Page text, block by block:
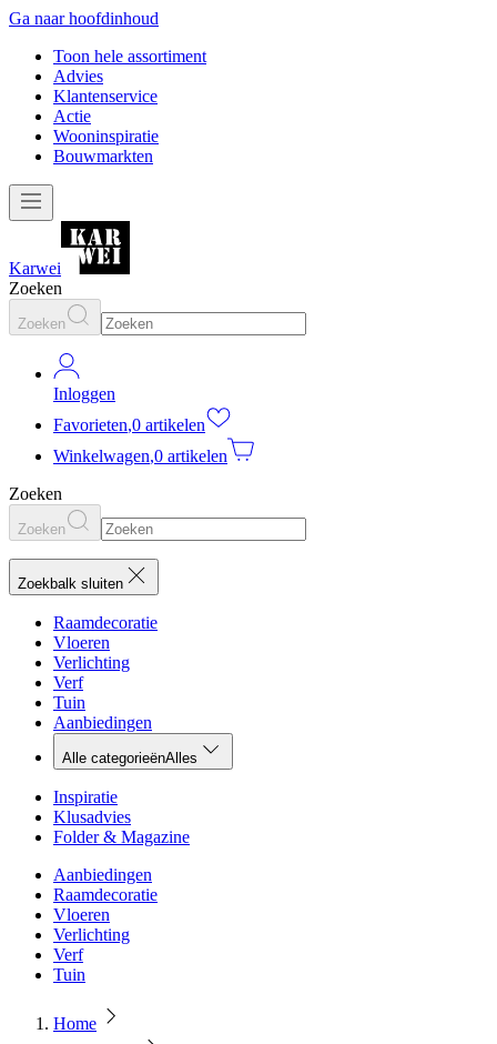
Ga naar hoofdinhoud
Toon hele assortiment
Advies
Klantenservice
Actie
Wooninspiratie
Bouwmarkten
Karwei
Zoeken
Zoeken
Inloggen
Favorieten,0 artikelen
Winkelwagen,0 artikelen
Zoeken
Zoeken
Zoekbalk sluiten
Raamdecoratie
Vloeren
Verlichting
Verf
Tuin
Aanbiedingen
Alle categorieënAlles
Inspiratie
Klusadvies
Folder & Magazine
Aanbiedingen
Raamdecoratie
Vloeren
Verlichting
Verf
Tuin
Home